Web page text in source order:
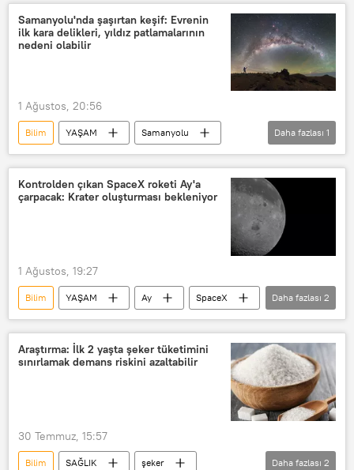
Bilim insanı
YAŞAM
SpaceX
Falcon 9
Samanyolu'nda şaşırtan keşif: Evrenin
ilk kara delikleri, yıldız patlamalarının
nedeni olabilir
1 Ağustos, 20:56
Bilim YAŞAM
Samanyolu
Süpernova
Daha fazlası 1
Kontrolden çıkan SpaceX roketi Ay'a
çarpacak: Krater oluşturması bekleniyor
1 Ağustos, 19:27
Bilim YAŞAM Ay
SpaceX
Falcon 9
Çarpışma
Daha fazlası 2
Araştırma: İlk 2 yaşta şeker tüketimini
sınırlamak demans riskini azaltabilir
30 Temmuz, 15:57
Bilim SAĞLIK
şeker
Daha fazlası 2